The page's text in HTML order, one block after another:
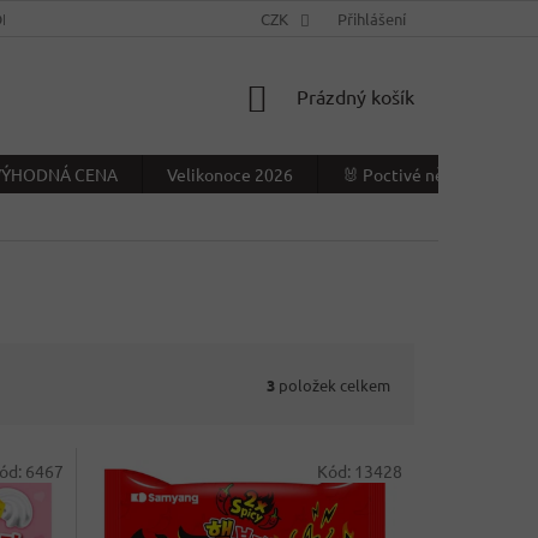
PODMÍNKY VÝDEJNÍ MÍSTO
CZK Přihlášení
NÁKUPNÍ
Prázdný košík
CENA Velikonoce 2026
🐰 Poctivé německé
3 položek celkem
6467 Kód: 13428